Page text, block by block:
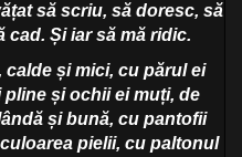
să scriu, să doresc, să
cad. Și iar să mă ridic.
calde și mici, cu părul ei
și ochii ei muți, de
și bună, cu pantofii
pielii, cu paltonul